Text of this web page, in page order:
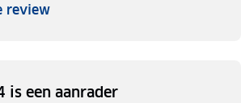
review
is een aanrader